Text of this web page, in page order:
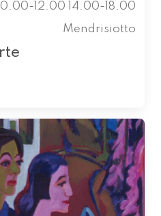
10.00-12.00 14.00-18.00
Mendrisiotto